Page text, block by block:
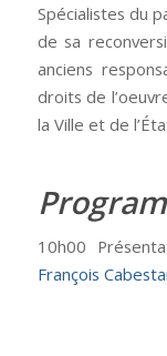
Spécialistes du
de sa
anciens
droits de
la Ville et de
10h00
François